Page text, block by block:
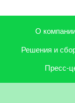
О
Решения и
Пресс-